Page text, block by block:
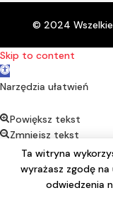
© 2024 Wszelkie
Ta witryna
wyrażasz zgodę
odwiedzenia
Skip to content
Open toolbar
Narzędzia ułatwień
Powiększ tekst
Zmniejsz tekst
Kontrast
Negatyw
Podkreśl linki